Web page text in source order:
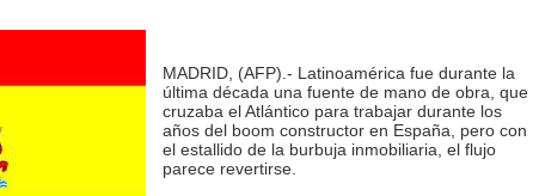
MADRID, (AFP).- Latinoamérica fue durante la
última década una fuente de mano de obra, que
cruzaba el Atlántico para trabajar durante los
años del boom constructor en España, pero con
el estallido de la burbuja inmobiliaria, el flujo
parece revertirse.